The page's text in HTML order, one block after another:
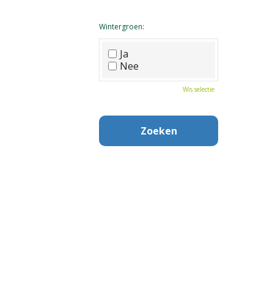
Wit
Zwart
Wintergroen:
Ja
Nee
Wis selectie